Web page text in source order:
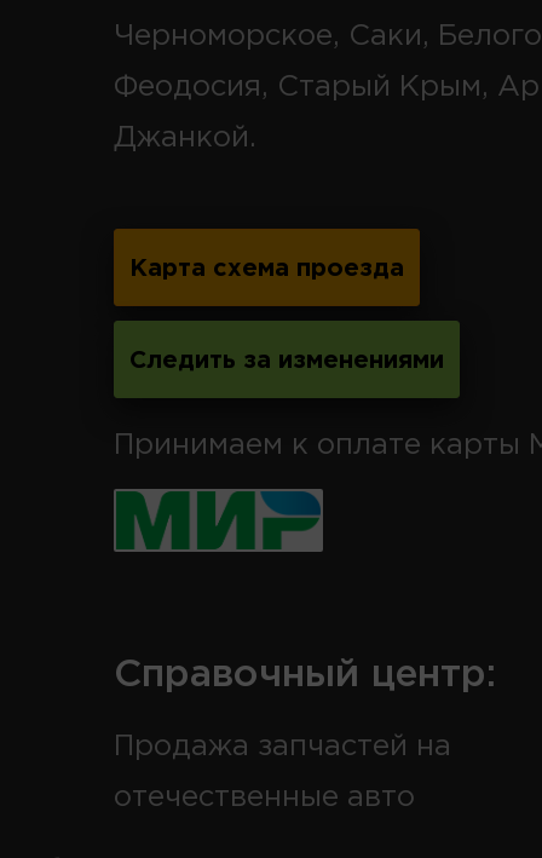
Черноморское, Саки,
Феодосия, Старый Крым,
Джанкой.
Карта схема проезда
Следить за изменениями
Принимаем к оплате карты
Справочный центр:
Продажа запчастей на
отечественные авто